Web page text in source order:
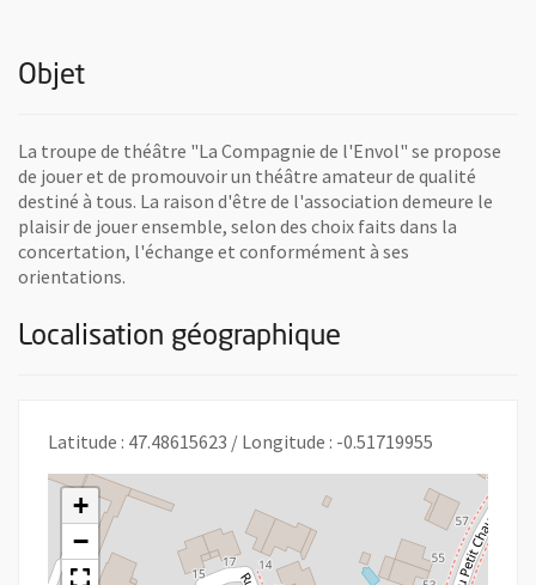
Objet
La troupe de théâtre "La Compagnie de l'Envol" se propose
de jouer et de promouvoir un théâtre amateur de qualité
destiné à tous. La raison d'être de l'association demeure le
plaisir de jouer ensemble, selon des choix faits dans la
concertation, l'échange et conformément à ses
orientations.
Localisation géographique
Latitude : 47.48615623 / Longitude : -0.51719955
+
−